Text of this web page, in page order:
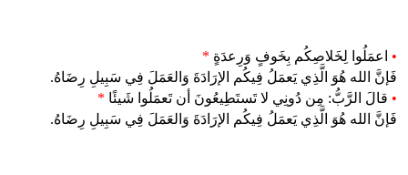
• اعمَلُوا لِخَلاصِكُم بِخَوفٍ وَرِعدَةٍ *
فَإنَّ الله هُوَ الَّذِي يَعمَلُ فِيكُم الإرَادَةَ وَالعَمَلَ فِي سَبِيلِ رِضَاهُ.
• قالَ الرَّبُّ: مِن دُونِي لا تَستَطِيعُونَ أن تَعمَلُوا شَيئًا *
فَإنَّ الله هُوَ الَّذِي يَعمَلُ فِيكُم الإرَادَةَ وَالعَمَلَ فِي سَبِيلِ رِضَاهُ.